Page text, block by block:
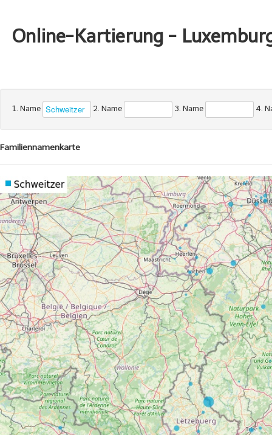
Online-Kartierung -
1. Name 2. Name 3. Name 4.
Familiennamenkarte